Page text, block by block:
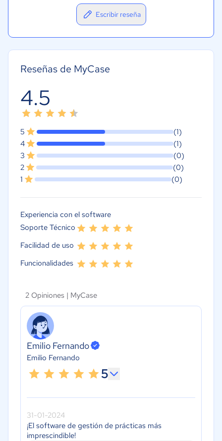
Escribir reseña
Reseñas de MyCase
4.5
5
(1)
4
(1)
3
(0)
2
(0)
1
(0)
Experiencia con el software
Soporte Técnico
Facilidad de uso
Funcionalidades
2 Opiniones | MyCase
Emilio Fernando
Emilio Fernando
5
31-01-2024
¡El software de gestión de prácticas más
imprescindible!